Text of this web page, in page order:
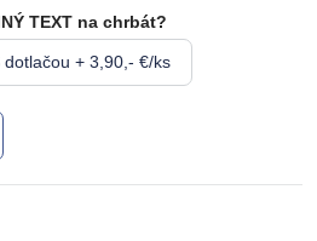
TEXT na chrbát?
dotlačou + 3,90,- €/ks